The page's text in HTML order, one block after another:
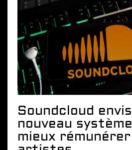
Soundcloud
nouveau
mieux